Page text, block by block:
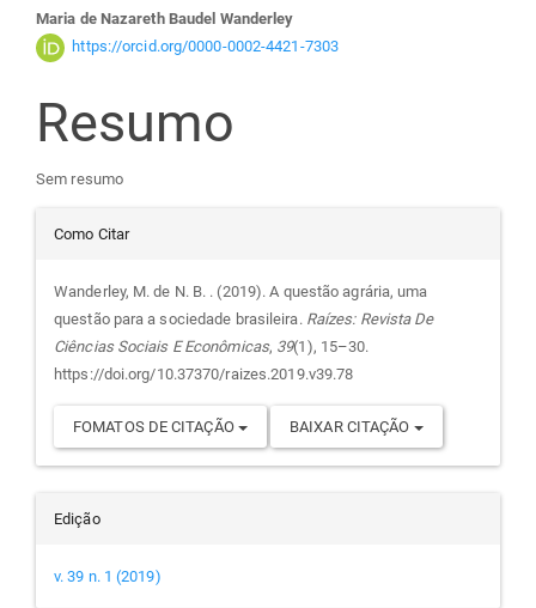
Conteúdo
do
artigo
principal
Maria de Nazareth Baudel Wanderley
https://orcid.org/0000-0002-4421-7303
Resumo
Sem resumo
Detalhes
do
artigo
Como Citar
Wanderley, M. de N. B. . (2019). A questão agrária, uma
questão para a sociedade brasileira. Raízes: Revista De
Ciências Sociais E Econômicas, 39(1), 15–30.
https://doi.org/10.37370/raizes.2019.v39.78
FOMATOS DE CITAÇÃO BAIXAR CITAÇÃO
Edição
v. 39 n. 1 (2019)